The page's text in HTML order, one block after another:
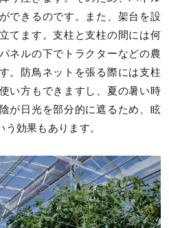
できるのです。また、架台を設
てます。支柱と支柱の間には何
ネルの下でトラクターなどの農
。防鳥ネットを張る際には支柱
い方もできますし、夏の暑い時
が日光を部分的に遮るため、眩
効果もあります。